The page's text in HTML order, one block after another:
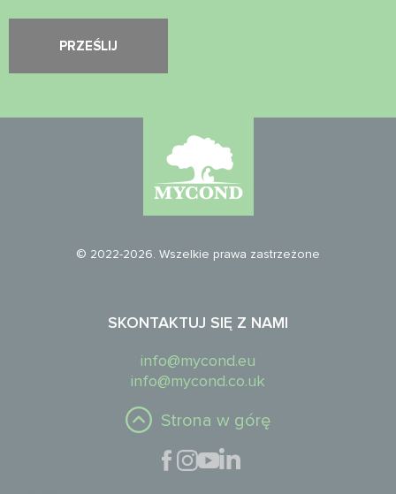
© 2022-2026. Wszelkie prawa zastrzeżone
SKONTAKTUJ SIĘ Z NAMI
info@mycond.eu
info@mycond.co.uk
Strona w górę